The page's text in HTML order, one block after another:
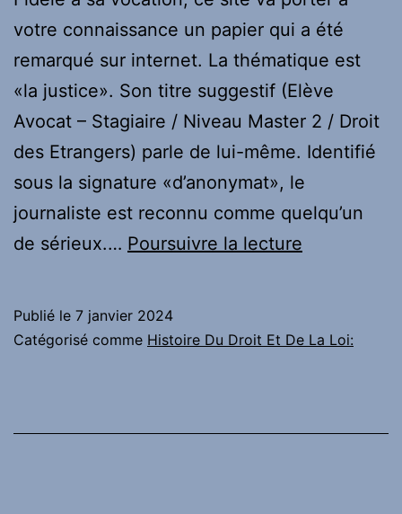
votre connaissance un papier qui a été
remarqué sur internet. La thématique est
«la justice». Son titre suggestif (Elève
Avocat – Stagiaire / Niveau Master 2 / Droit
des Etrangers) parle de lui-même. Identifié
sous la signature «d’anonymat», le
journaliste est reconnu comme quelqu’un
de sérieux.… Poursuivre la lecture
:
Publié le 7 janvier 2024
Catégorisé comme Histoire Du Droit Et De La Loi: